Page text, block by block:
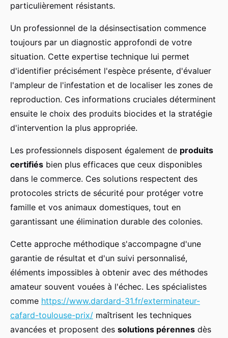
particulièrement résistants.
Un professionnel de la désinsectisation commence
toujours par un diagnostic approfondi de votre
situation. Cette expertise technique lui permet
d'identifier précisément l'espèce présente, d'évaluer
l'ampleur de l'infestation et de localiser les zones de
reproduction. Ces informations cruciales déterminent
ensuite le choix des produits biocides et la stratégie
d'intervention la plus appropriée.
Les professionnels disposent également de produits
certifiés bien plus efficaces que ceux disponibles
dans le commerce. Ces solutions respectent des
protocoles stricts de sécurité pour protéger votre
famille et vos animaux domestiques, tout en
garantissant une élimination durable des colonies.
Cette approche méthodique s'accompagne d'une
garantie de résultat et d'un suivi personnalisé,
éléments impossibles à obtenir avec des méthodes
amateur souvent vouées à l'échec. Les spécialistes
comme https://www.dardard-31.fr/exterminateur-
cafard-toulouse-prix/ maîtrisent les techniques
avancées et proposent des solutions pérennes dès